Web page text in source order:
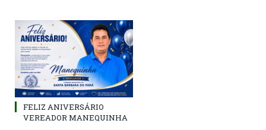
FELIZ ANIVERSÁRIO
VEREADOR MANEQUINHA